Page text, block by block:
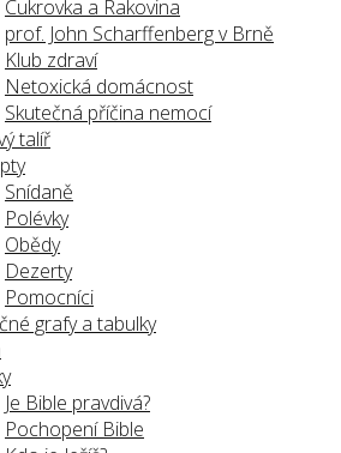
Cukrovka a Rakovina
prof. John Scharffenberg v Brně
Klub zdraví
Netoxická domácnost
Skutečná příčina nemocí
talíř
Snídaně
Polévky
Obědy
Dezerty
Pomocníci
grafy a tabulky
Je Bible pravdivá?
Pochopení Bible